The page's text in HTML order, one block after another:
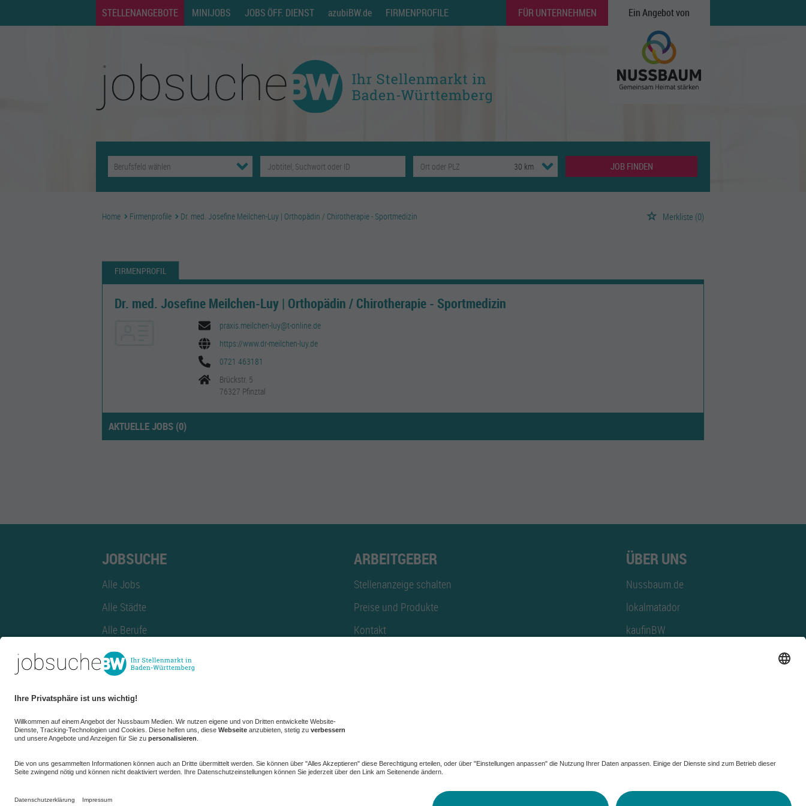
STELLENANGEBOTE MINIJOBS JOBS ÖFF. DIENST azubiBW.de FIRMENPROFILE FÜR UNTERNEHMEN Ein Angebot von
JOB FINDEN
Home Firmenprofile Dr. med. Josefine Meilchen-Luy | Orthopädin / Chirotherapie - Sportmedizin Merkliste (0)
FIRMENPROFIL
Dr. med. Josefine Meilchen-Luy | Orthopädin / Chirotherapie - Sportmedizin
praxis.meilchen-luy@t-online.de
https://www.dr-meilchen-luy.de
0721 463181
Brückstr. 5
76327 Pfinztal
AKTUELLE JOBS (0)
JOBSUCHE
Alle Jobs
Alle Städte
Alle Berufe
Alle Berufe nach Stadt
Alle Tätigkeitsbereiche
Alle Tätigkeitsbereiche nach Stadt
azubiBW.de
Minijobs
Firmenprofil
ARBEITGEBER
Stellenanzeige schalten
Preise und Produkte
Kontakt
ÜBER UNS
Nussbaum.de
lokalmatador
kaufinBW